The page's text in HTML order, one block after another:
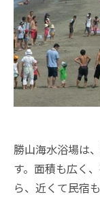
勝山海水浴場は
す。面積も広く
ら、近くて民宿